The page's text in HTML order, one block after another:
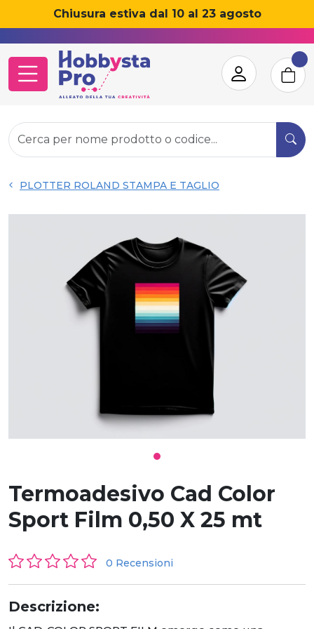
Chiusura estiva dal 10 al 23 agosto
< PLOTTER ROLAND STAMPA E TAGLIO
Termoadesivo Cad Color
Sport Film 0,50 X 25 mt
0 Recensioni
Descrizione: